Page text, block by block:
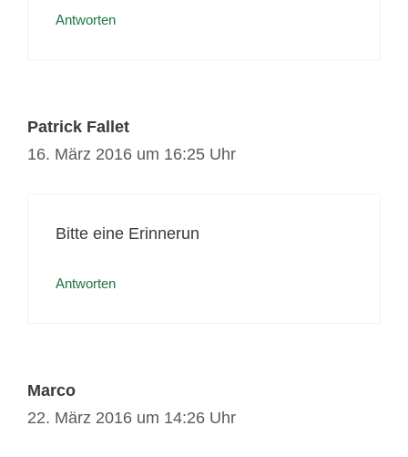
Antworten
Patrick Fallet
16. März 2016 um 16:25 Uhr
Bitte eine Erinnerun
Antworten
Marco
22. März 2016 um 14:26 Uhr